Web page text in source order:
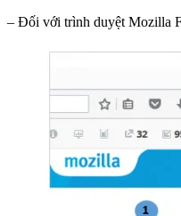
– Đối với trình duyệt Mozilla